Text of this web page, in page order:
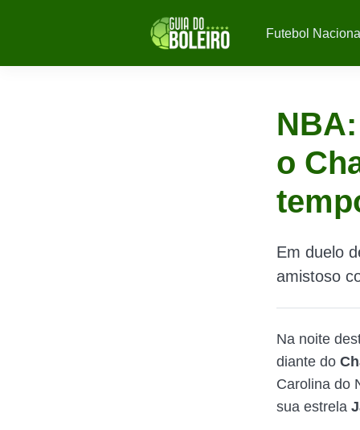
Futebol
o
Em duelo
amistoso
Na noite
diante do
Carolina do
sua estrela